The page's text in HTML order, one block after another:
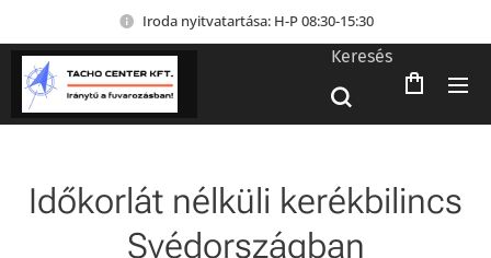
Iroda nyitvatartása: H-P 08:30-15:30
Keresés
Időkorlát nélküli kerékbilincs
Svédországban